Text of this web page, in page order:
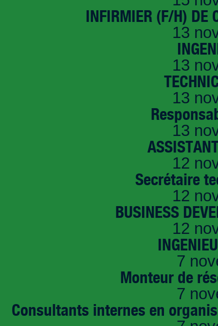
INFIRMIER (F/H) DE
13
13
13
13
12
Secrétaire
12
BUSINESS
12
7
Monteur de
7
Consultants internes en